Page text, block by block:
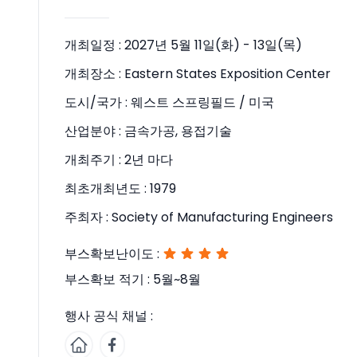
개최일정 : 2027년 5월 11일(화) - 13일(목)
개최장소 : Eastern States Exposition Center
도시/국가 : 웨스트 스프링필드 / 미국
산업분야 : 금속가공, 용접기술
개최주기 : 2년 마다
최초개최년도 : 1979
주최자 : Society of Manufacturing Engineers
부스확보난이도 :
부스확보 적기 : 5월~8월
행사 공식 채널 :